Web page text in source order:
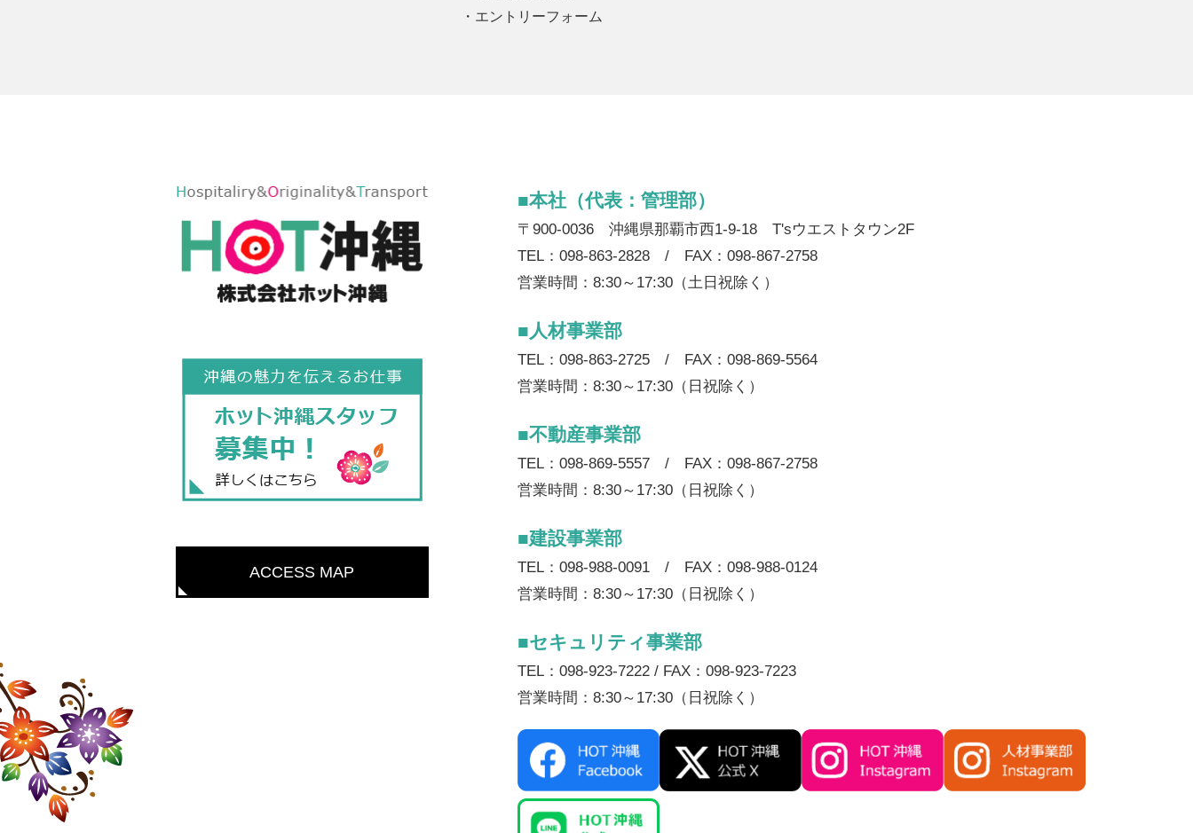
エントリーフォーム
ACCESS MAP
■本社（代表：管理部）
〒900-0036 沖縄県那覇市西1-9-18 T'sウエストタウン2F
TEL：098-863-2828 / FAX：098-867-2758
営業時間：8:30～17:30（土日祝除く）
■人材事業部
TEL：098-863-2725 / FAX：098-869-5564
営業時間：8:30～17:30（日祝除く）
■不動産事業部
TEL：098-869-5557 / FAX：098-867-2758
営業時間：8:30～17:30（日祝除く）
■建設事業部
TEL：098-988-0091 / FAX：098-988-0124
営業時間：8:30～17:30（日祝除く）
■セキュリティ事業部
TEL：098-923-7222 / FAX：098-923-7223
営業時間：8:30～17:30（日祝除く）